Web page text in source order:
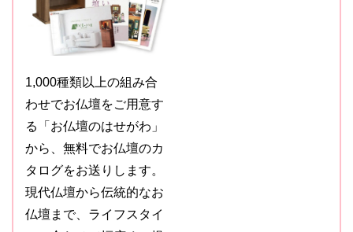
1,000種類以上の組み合
わせでお仏壇をご用意す
る「お仏壇のはせがわ」
から、無料でお仏壇のカ
タログをお送りします。
現代仏壇から伝統的なお
仏壇まで、ライフスタイ